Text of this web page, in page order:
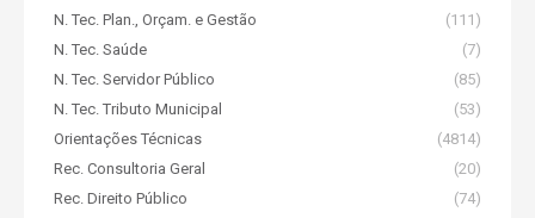
N. Tec. Plan., Orçam. e Gestão
(111)
N. Tec. Saúde
(7)
N. Tec. Servidor Público
(85)
N. Tec. Tributo Municipal
(53)
Orientações Técnicas
(4814)
Rec. Consultoria Geral
(20)
Rec. Direito Público
(74)